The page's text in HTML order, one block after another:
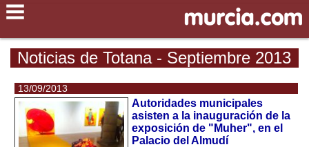
Noticias de Totana - Septiembre 2013
13/09/2013
Autoridades municipales
asisten a la inauguración de la
exposición de "Muher", en el
Palacio del Almudí